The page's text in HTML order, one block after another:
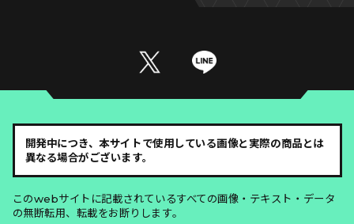
開発中につき、本サイトで使用している画像と実際の商品とは
異なる場合がございます。
このwebサイトに記載されているすべての画像・テキスト・データ
の無断転用、転載をお断りします。